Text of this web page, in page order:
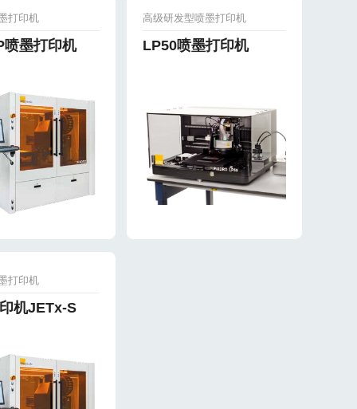
打印机
喷墨打印机
高级研发型喷墨打印机
LP50喷墨打印机
打印机
机JETx-S